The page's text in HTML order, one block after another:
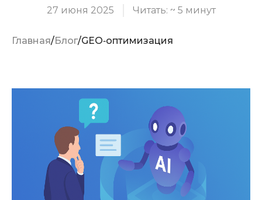
Карьера 3
8 800 333-11-26 info@fmf.dev
27 июня 2025 Читать: ~ 5 минут
Главная Блог GEO‑оптимизация